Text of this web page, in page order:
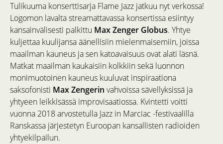
Tulikuuma konserttisarja Flame Jazz jatkuu nyt verkossa!
Logomon lavalta streamattavassa konsertissa esiintyy
kansainvälisesti palkittu Max Zenger Globus. Yhtye
kuljettaa kuulijansa äänellisiin mielenmaisemiin, joissa
maailman kauneus ja sen katoavaisuus ovat alati läsnä.
Matkat maailman kaukaisiin kolkkiin sekä luonnon
monimuotoinen kauneus kuuluvat inspiraationa
saksofonisti Max Zengerin vahvoissa sävellyksissä ja
yhtyeen leikkisässä improvisaatiossa. Kvintetti voitti
vuonna 2018 arvostetulla Jazz in Marciac -festivaalilla
Ranskassa järjestetyn Euroopan kansallisten radioiden
yhtyekilpailun.